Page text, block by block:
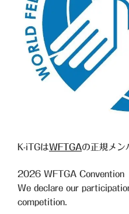
K-iTGはWFTGAの正規メン
2026 WFTGA Convention
We declare our
competition.